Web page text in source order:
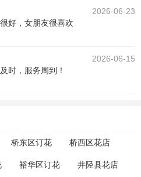
2026-06-23
好，女朋友很喜欢
2026-06-15
时，服务周到！
桥东区订花 桥西区花店
裕华区订花 井陉县花店